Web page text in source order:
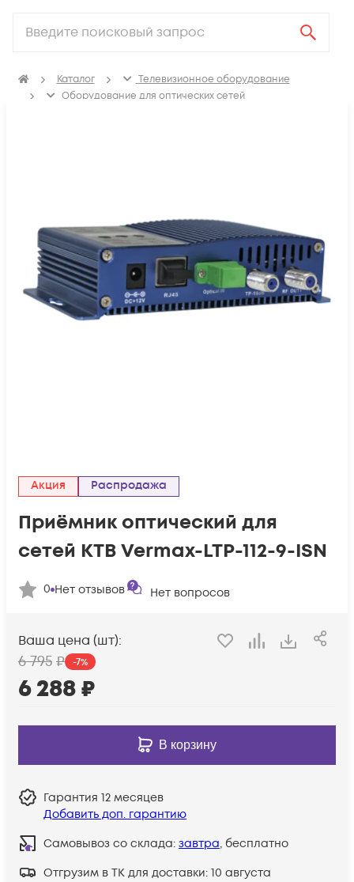
Каталог
Телевизионное оборудование
Оборудование для оптических сетей
Акция Распродажа
Приёмник оптический для
сетей КТВ Vermax-LTP-112-9-ISN
0 Нет отзывов Нет вопросов
Ваша цена (шт):
6 795 ₽ -7%
6 288₽
В корзину
Гарантия 12 месяцев
Добавить доп. гарантию
Самовывоз со склада: завтра, бесплатно
Отгрузим в ТК для доставки: 10 августа